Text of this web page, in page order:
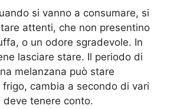
si vanno a consumare, si
attenti, che non presentino
o un odore sgradevole. In
lasciare stare. Il periodo di
melanzana può stare
cambia a secondo di vari
tenere conto.